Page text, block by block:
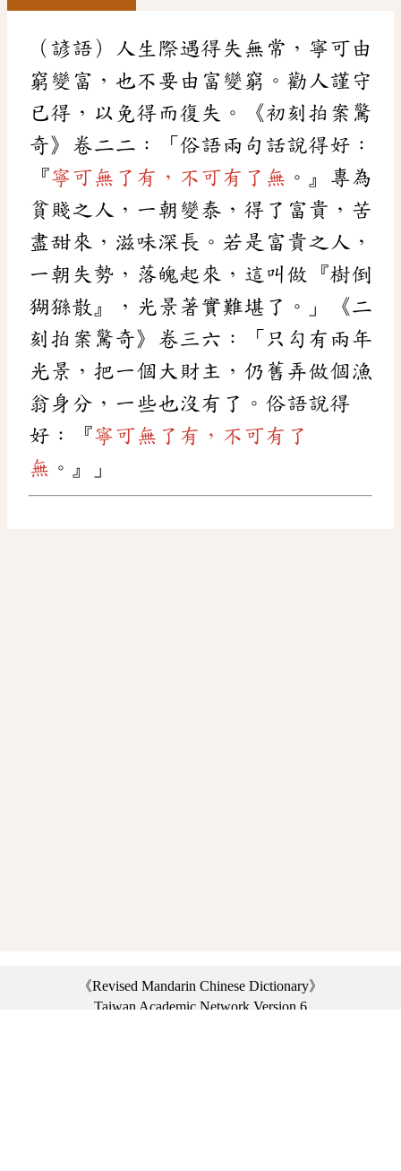
（諺語）人生際遇得失無常，寧可由
窮變富，也不要由富變窮。勸人謹守
已得，以免得而復失。《初刻拍案驚
奇》卷二二：「俗語兩句話說得好：
『寧可無了有，不可有了無 。』專為
貧賤之人，一朝變泰，得了富貴，苦
盡甜來，滋味深長。若是富貴之人，
一朝失勢，落魄起來，這叫做『樹倒
猢猻散』，光景著實難堪了。」《二
刻拍案驚奇》卷三六：「只勾有兩年
光景，把一個大財主，仍舊弄做個漁
翁身分，一些也沒有了。俗語說得
好：『寧可無了有，不可有了
無 。』」
《Revised Mandarin Chinese Dictionary》
Taiwan Academic Network Version 6